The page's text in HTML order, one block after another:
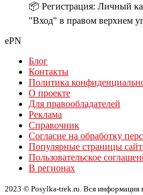
📦 Регистрация: Личный
"Вход" в правом верхнем
ePN
Блог
Контакты
Политика
О проекте
Для правообладателей
Реклама
Справочник
Согласие на обработку
Популярные страницы
Пользовательское
В регионах
2023 © Posylka-trek.ru. Вся информация